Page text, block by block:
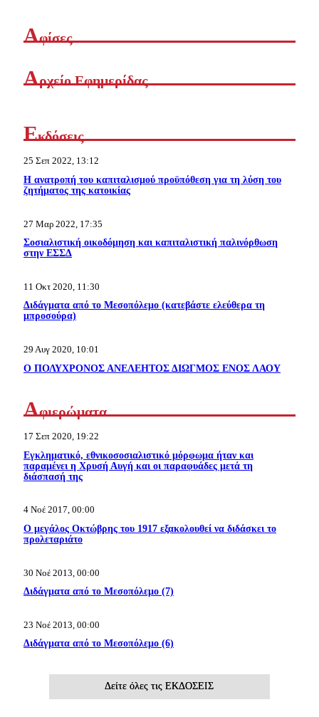
Αφίσες
Αρχείο Εφημερίδας
Εκδόσεις
25 Σεπ 2022, 13:12
Η ανατροπή του καπιταλισμού προϋπόθεση για τη λύση του
ζητήματος της κατοικίας
27 Μαρ 2022, 17:35
Σοσιαλιστική οικοδόμηση και καπιταλιστική παλινόρθωση
στην ΕΣΣΔ
11 Οκτ 2020, 11:30
Διδάγματα από το Μεσοπόλεμο (κατεβάστε ελεύθερα τη
μπροσούρα)
29 Αυγ 2020, 10:01
Ο ΠΟΛΥΧΡΟΝΟΣ ΑΝΕΛΕΗΤΟΣ ΔΙΩΓΜΟΣ ΕΝΟΣ ΛΑΟΥ
Αφιερώματα
17 Σεπ 2020, 19:22
Εγκληματικό, εθνικοσοσιαλιστικό μόρφωμα ήταν και
παραμένει η Χρυσή Αυγή και οι παραφυάδες μετά τη
διάσπασή της
4 Νοέ 2017, 00:00
Ο μεγάλος Οκτώβρης του 1917 εξακολουθεί να διδάσκει το
προλεταριάτο
30 Νοέ 2013, 00:00
Διδάγματα από το Μεσοπόλεμο (7)
23 Νοέ 2013, 00:00
Διδάγματα από το Μεσοπόλεμο (6)
Δείτε όλες τις ΕΚΔΟΣΕΙΣ